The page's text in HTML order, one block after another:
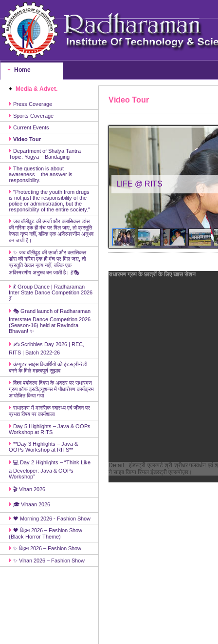
Home
Media & Advet.
Press Coverage
Sports Coverage
Current Events
Video Tour
Department of Shalya Tantra
Topic: Yogya – Bandaging
The question is about
awareness... the answer is
responsibility.
"Protecting the youth from drugs
is not just the responsibility of the
police or administration, but the
responsibility of the entire society."
जब बॉलीवुड की ऊर्जा और क्लासिकल डांस
की गरिमा एक ही मंच पर मिल जाए, तो प्रस्तुति
केवल नृत्य नहीं, बल्कि एक अविस्मरणीय अनुभव
बन जाती है।
✨ जब बॉलीवुड की ऊर्जा और क्लासिकल
डांस की गरिमा एक ही मंच पर मिल जाए, तो
प्रस्तुति केवल नृत्य नहीं, बल्कि एक
अविस्मरणीय अनुभव बन जाती है। 💃🎭
💃 Group Dance | Radharaman
Inter State Dance Competition 2026
💃
🎭 Grand launch of Radharaman
Interstate Dance Competition 2026
(Season-16) held at Ravindra
Bhavan! ✨
✍️ Scribbles Day 2026 | REC,
RITS | Batch 2022-26
कंप्यूटर साइंस विद्यार्थियों को इंडस्ट्री-रेडी
बनने के मिले महत्वपूर्ण सुझाव
विश्व पर्यावरण दिवस के अवसर पर राधारमण
ग्रुप ऑफ इंस्टीट्यूशन्स में पौधारोपण कार्यक्रम
आयोजित किया गया।
राधारमण में मानसिक स्वास्थ्य एवं जीवन पर
प्रभाव विषय पर कार्यशाला
Day 5 Highlights – Java & OOPs
Workshop at RITS
**Day 3 Highlights – Java &
OOPs Workshop at RITS**
💻 Day 2 Highlights – “Think Like
a Developer: Java & OOPs
Workshop”
🎬 Vihan 2026
🎓 Vihaan 2026
🖤 Morning 2026 - Fashion Show
🖤 विहान 2026 – Fashion Show
(Black Horror Theme)
✨ विहान 2026 – Fashion Show
✨ Vihan 2026 – Fashion Show
Video Tour
LIFE @ RITS
राधारमण ग्रुप के छात्रों के लिए खास सेशन
Detail : इंडस्ट्री एक्सपर्ट श्री श्रीधर पलवर्धन
ने साझा किया रियल इंडस्ट्री एक्सपोज़र।